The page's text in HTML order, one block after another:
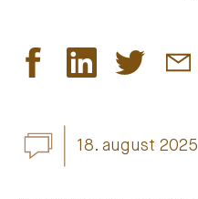
18. august 2025